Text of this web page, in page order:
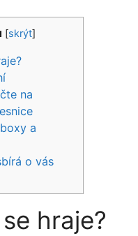
[skrýt]
na
a
o vás
hraje?